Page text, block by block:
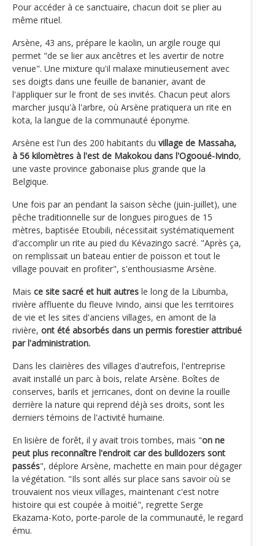
Pour accéder à ce sanctuaire, chacun doit se plier au
même rituel.
Arsène, 43 ans, prépare le kaolin, un argile rouge qui
permet "de se lier aux ancêtres et les avertir de notre
venue". Une mixture qu'il malaxe minutieusement avec
ses doigts dans une feuille de bananier, avant de
l'appliquer sur le front de ses invités. Chacun peut alors
marcher jusqu'à l'arbre, où Arsène pratiquera un rite en
kota, la langue de la communauté éponyme.
Arsène est l'un des 200 habitants du village de Massaha,
à 56 kilomètres à l'est de Makokou dans l'Ogooué-Ivindo,
une vaste province gabonaise plus grande que la
Belgique.
Une fois par an pendant la saison sèche (juin-juillet), une
pêche traditionnelle sur de longues pirogues de 15
mètres, baptisée Etoubili, nécessitait systématiquement
d'accomplir un rite au pied du Kévazingo sacré. "Après ça,
on remplissait un bateau entier de poisson et tout le
village pouvait en profiter", s'enthousiasme Arsène.
Mais ce site sacré et huit autres le long de la Libumba,
rivière affluente du fleuve Ivindo, ainsi que les territoires
de vie et les sites d'anciens villages, en amont de la
rivière, ont été absorbés dans un permis forestier attribué
par l'administration.
Dans les clairières des villages d'autrefois, l'entreprise
avait installé un parc à bois, relate Arsène. Boîtes de
conserves, barils et jerricanes, dont on devine la rouille
derrière la nature qui reprend déjà ses droits, sont les
derniers témoins de l'activité humaine.
En lisière de forêt, il y avait trois tombes, mais "on ne
peut plus reconnaître l'endroit car des bulldozers sont
passés", déplore Arsène, machette en main pour dégager
la végétation. "Ils sont allés sur place sans savoir où se
trouvaient nos vieux villages, maintenant c'est notre
histoire qui est coupée à moitié", regrette Serge
Ekazama-Koto, porte-parole de la communauté, le regard
ému.